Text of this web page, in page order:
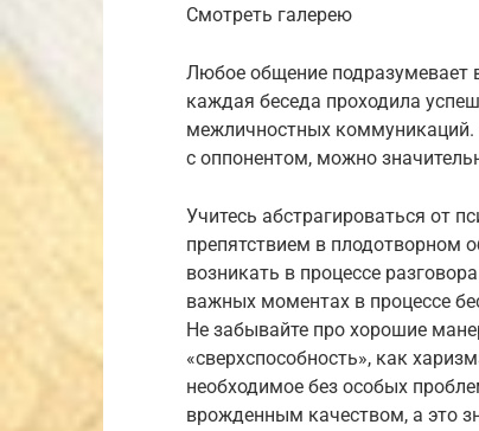
Смотреть галерею
Любое общение подразумевает
каждая беседа проходила
межличностных
с оппонентом, можно
Учитесь абстрагироваться от
препятствием в плодотворном
возникать в процессе
важных моментах в процессе
Не забывайте про хорошие
«сверхспособность», как
необходимое без особых
врожденным качеством, а это